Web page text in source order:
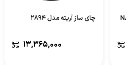
چای ساز آریته مدل 2894
۱۳,۳۶۵,۰۰۰